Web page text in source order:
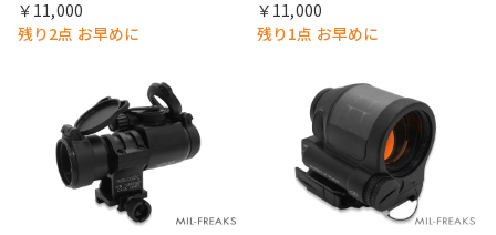
￥11,000
残り2点 お早めに
￥11,000
残り1点 お早めに